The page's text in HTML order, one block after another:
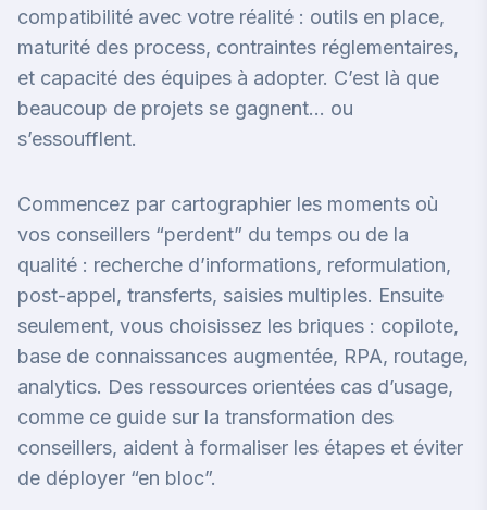
compatibilité avec votre réalité : outils en place,
maturité des process, contraintes réglementaires,
et capacité des équipes à adopter. C’est là que
beaucoup de projets se gagnent… ou
s’essoufflent.
Commencez par cartographier les moments où
vos conseillers “perdent” du temps ou de la
qualité : recherche d’informations, reformulation,
post-appel, transferts, saisies multiples. Ensuite
seulement, vous choisissez les briques : copilote,
base de connaissances augmentée, RPA, routage,
analytics. Des ressources orientées cas d’usage,
comme ce guide sur la transformation des
conseillers, aident à formaliser les étapes et éviter
de déployer “en bloc”.